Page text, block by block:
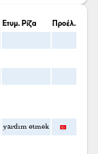
Ετυμ. Ρίζα Προέλ.
yardım etmek